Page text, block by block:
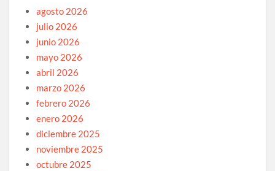
agosto 2026
julio 2026
junio 2026
mayo 2026
abril 2026
marzo 2026
febrero 2026
enero 2026
diciembre 2025
noviembre 2025
octubre 2025